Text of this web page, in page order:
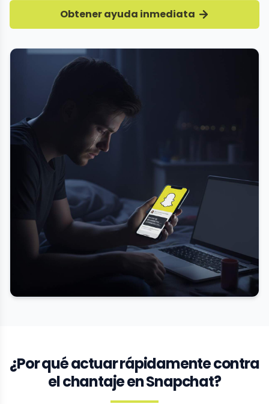
Obtener ayuda inmediata
¿Por qué actuar rápidamente contra
el chantaje en Snapchat?